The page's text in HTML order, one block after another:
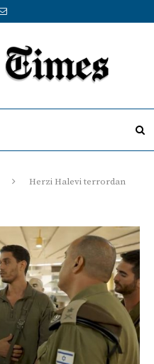
Herzi Halevi terrordan